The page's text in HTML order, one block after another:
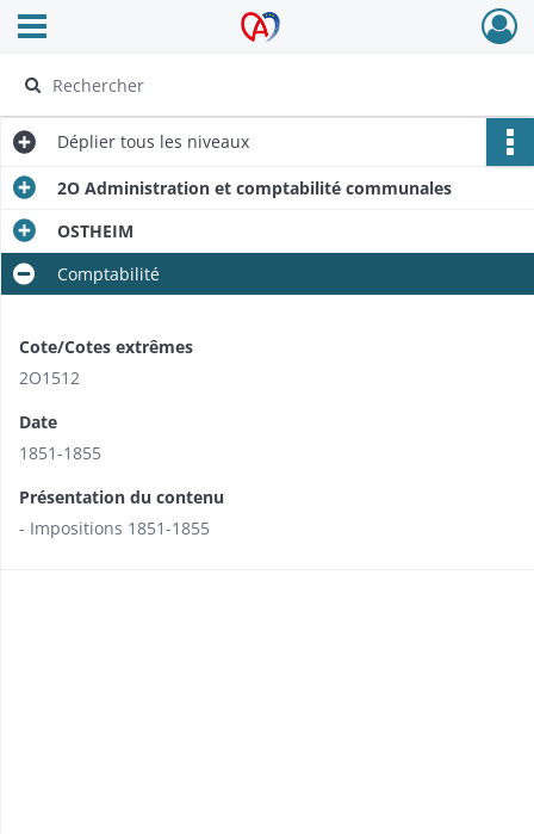
Archives Alsace - Colmar
Ouvrir le menu déroulant
Déplier tous les niveaux
2O Administration et comptabilité communales
OSTHEIM
Comptabilité
Cote/Cotes extrêmes
2O1512
Date
1851-1855
Présentation du contenu
- Impositions 1851-1855